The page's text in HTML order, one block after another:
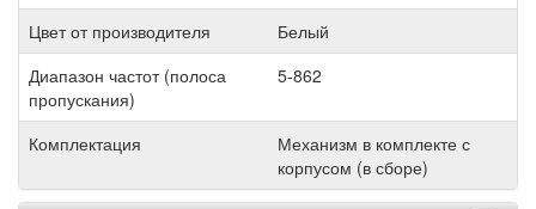
Цвет от производителя
Белый
Диапазон частот (полоса
пропускания)
5-862
Комплектация
Механизм в комплекте с
корпусом (в сборе)